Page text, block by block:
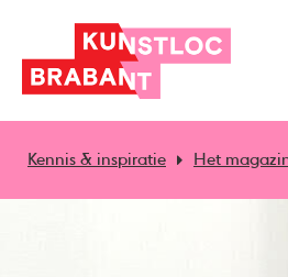
Kennis & inspiratie Het